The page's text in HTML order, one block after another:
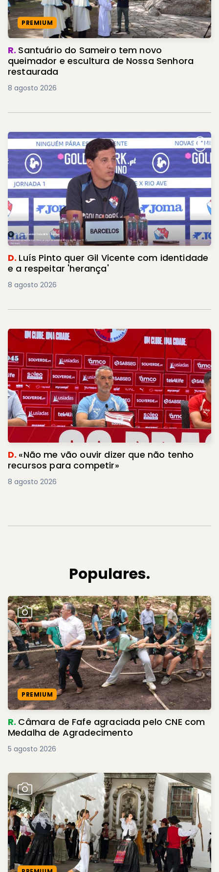
PREMIUM
R. Santuário do Sameiro tem novo
queimador e escultura de Nossa Senhora
restaurada
8 agosto 2026
D. Luís Pinto quer Gil Vicente com identidade
e a respeitar 'herança'
8 agosto 2026
D. «Não me vão ouvir dizer que não tenho
recursos para competir»
8 agosto 2026
Populares.
PREMIUM
R. Câmara de Fafe agraciada pelo CNE com
Medalha de Agradecimento
5 agosto 2026